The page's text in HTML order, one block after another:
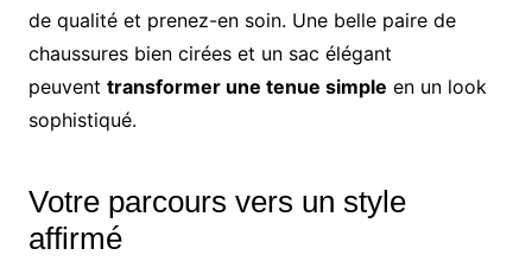
de qualité et prenez-en soin. Une belle paire de
chaussures bien cirées et un sac élégant
peuvent transformer une tenue simple en un look
sophistiqué.
Votre parcours vers un style
affirmé